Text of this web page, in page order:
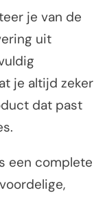
je van de
uit
je altijd zeker
dat past
een complete